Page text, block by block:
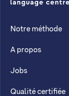
CLL
Notre méthode
A propos
Jobs
Qualité certifiée